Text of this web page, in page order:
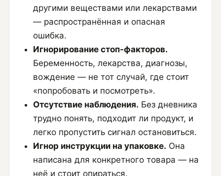
другими веществами или лекарствами
— распространённая и опасная
ошибка.
Игнорирование стоп-факторов.
Беременность, лекарства, диагнозы,
вождение — не тот случай, где стоит
«попробовать и посмотреть».
Отсутствие наблюдения. Без дневника
трудно понять, подходит ли продукт, и
легко пропустить сигнал остановиться.
Игнор инструкции на упаковке. Она
написана для конкретного товара — на
неё и стоит опираться.